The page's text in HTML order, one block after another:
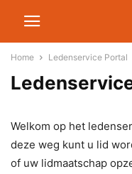
Home Ledenservice Portal
Welkom op het
deze weg kunt u lid
of uw lidmaatschap